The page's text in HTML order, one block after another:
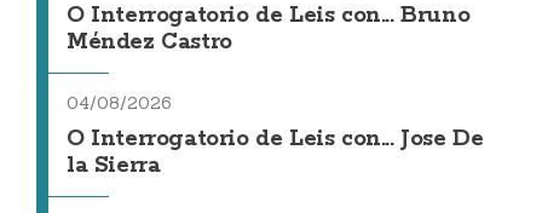
O Interrogatorio de Leis con... Bruno
Méndez Castro
04/08/2026
O Interrogatorio de Leis con... Jose De
la Sierra